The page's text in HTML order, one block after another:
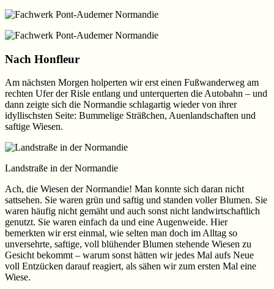
Nach Honfleur
Am nächsten Morgen holperten wir erst einen Fußwanderweg am
rechten Ufer der Risle entlang und unterquerten die Autobahn – und
dann zeigte sich die Normandie schlagartig wieder von ihrer
idyllischsten Seite: Bummelige Sträßchen, Auenlandschaften und
saftige Wiesen.
Landstraße in der Normandie
Ach, die Wiesen der Normandie! Man konnte sich daran nicht
sattsehen. Sie waren grün und saftig und standen voller Blumen. Sie
waren häufig nicht gemäht und auch sonst nicht landwirtschaftlich
genutzt. Sie waren einfach da und eine Augenweide. Hier
bemerkten wir erst einmal, wie selten man doch im Alltag so
unversehrte, saftige, voll blühender Blumen stehende Wiesen zu
Gesicht bekommt – warum sonst hätten wir jedes Mal aufs Neue
voll Entzücken darauf reagiert, als sähen wir zum ersten Mal eine
Wiese.